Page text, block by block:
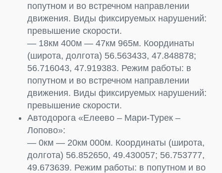
попутном и во встречном направлении
движения. Виды фиксируемых нарушений:
превышение скорости.
— 18км 400м — 47км 965м. Координаты
(широта, долгота) 56.563433, 47.848878;
56.716043, 47.919383. Режим работы: в
попутном и во встречном направлении
движения. Виды фиксируемых нарушений:
превышение скорости.
Автодорога «Елеево – Мари-Турек –
Лопово»:
— 0км — 20км 000м. Координаты (широта,
долгота) 56.852650, 49.430057; 56.753777,
49.673639. Режим работы: в попутном и во